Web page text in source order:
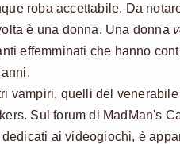
roba accettabile. Da
è una donna. Una donna
effemminati che hanno
vampiri, quelli del
Sul forum di MadMan's
ai videogiochi, è